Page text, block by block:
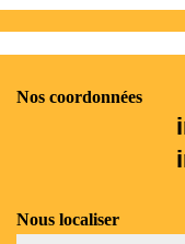
Nos coordonnées
Nous localiser